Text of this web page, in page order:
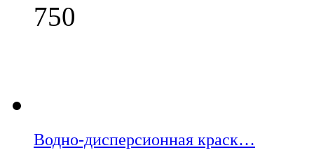
750
Водно-дисперсионная краск…